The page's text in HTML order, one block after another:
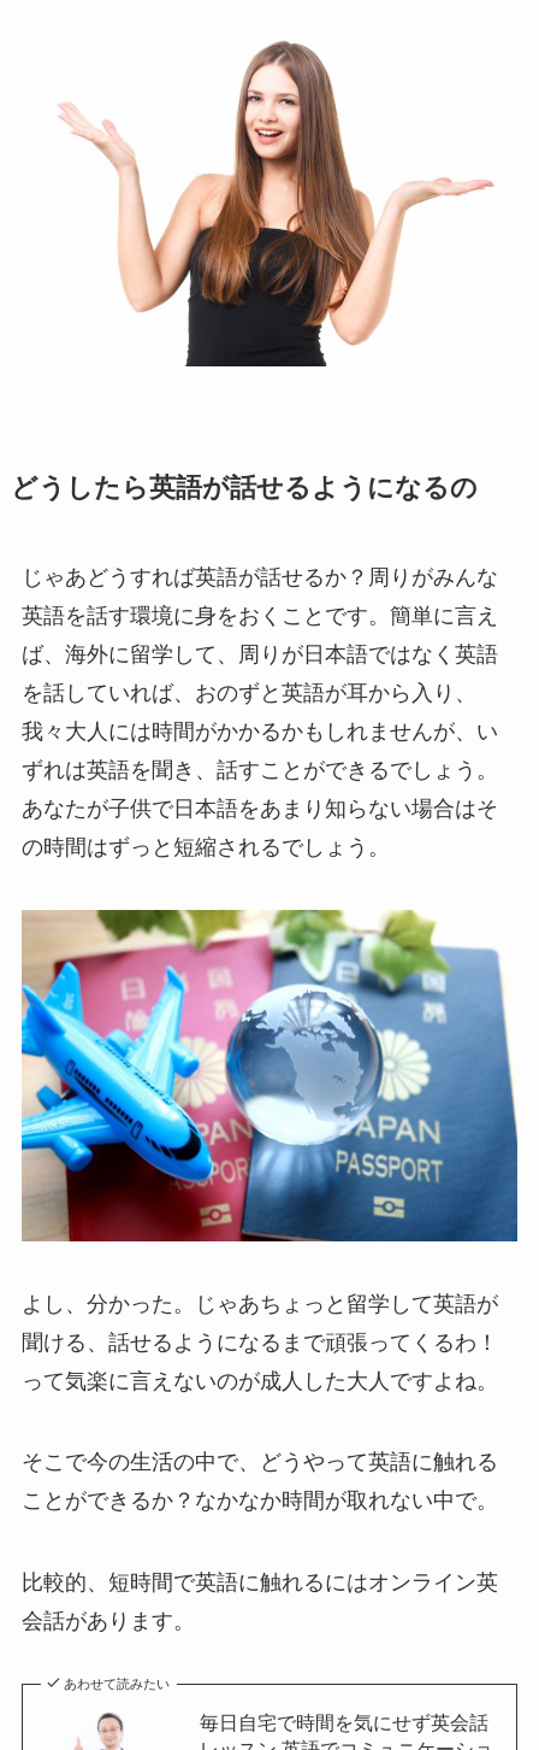
どうしたら英語が話せるようになるの
じゃあどうすれば英語が話せるか？周りがみんな
英語を話す環境に身をおくことです。簡単に言え
ば、海外に留学して、周りが日本語ではなく英語
を話していれば、おのずと英語が耳から入り、
我々大人には時間がかかるかもしれませんが、い
ずれは英語を聞き、話すことができるでしょう。
あなたが子供で日本語をあまり知らない場合はそ
の時間はずっと短縮されるでしょう。
よし、分かった。じゃあちょっと留学して英語が
聞ける、話せるようになるまで頑張ってくるわ！
って気楽に言えないのが成人した大人ですよね。
そこで今の生活の中で、どうやって英語に触れる
ことができるか？なかなか時間が取れない中で。
比較的、短時間で英語に触れるにはオンライン英
会話があります。
あわせて読みたい
毎日自宅で時間を気にせず英会話